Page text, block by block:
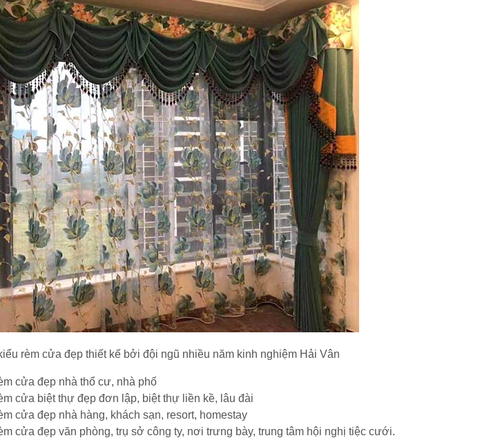
rèm cửa đẹp thiết kế bởi đội ngũ nhiều năm kinh nghiệm Hải Vân
cửa đẹp nhà thổ cư, nhà phố
cửa biệt thự đẹp đơn lập, biệt thự liền kề, lâu đài
cửa đẹp nhà hàng, khách sạn, resort, homestay
cửa đẹp văn phòng, trụ sở công ty, nơi trưng bày, trung tâm hội nghị tiệc cưới.